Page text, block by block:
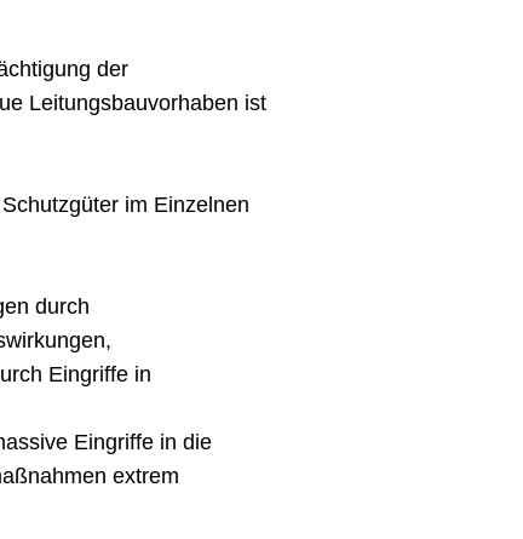
der
Leitungsbauvorhaben ist
im Einzelnen
durch
Eingriffe in
Eingriffe in die
extrem